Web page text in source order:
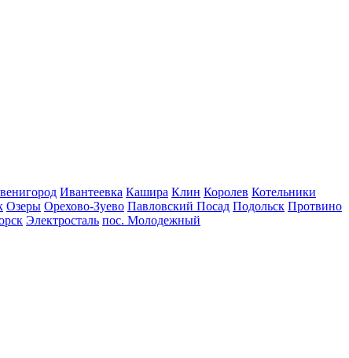
Ивантеевка Кашира Клин Королев Котельники
Озеры Орехово-Зуево Павловский Посад Подольск Протвино
Электросталь пос. Молодежный